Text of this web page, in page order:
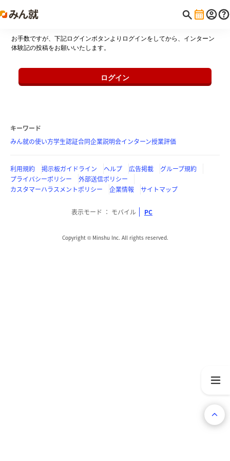
お手数ですが、下記ログインボタンよりログインをしてから、インターン
体験記の投稿をお願いいたします。
ログイン
キーワード
みん就の使い方学生認証合同企業説明会インターン授業評価
利用規約 掲示板ガイドライン ヘルプ 広告掲載
グループ規約
プライバシーポリシー
外部送信ポリシー
カスタマーハラスメントポリシー
企業情報 サイトマップ
表示モード モバイル PC
Copyright © Minshu Inc. All rights reserved.